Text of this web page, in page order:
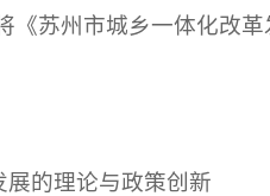
《苏州市城乡一体化改
的理论与政策创新